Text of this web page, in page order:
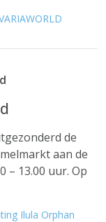
de
aan de
– 13.00 uur. Op
Ilula Orphan